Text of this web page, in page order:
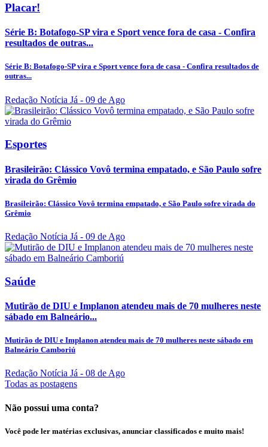
Placar!
Série B: Botafogo-SP vira e Sport vence fora de casa - Confira
resultados de outras...
Série B: Botafogo-SP vira e Sport vence fora de casa - Confira resultados de
outras...
Redação Notícia Já - 09 de Ago
Esportes
Brasileirão: Clássico Vovô termina empatado, e São Paulo sofre
virada do Grêmio
Brasileirão: Clássico Vovô termina empatado, e São Paulo sofre virada do
Grêmio
Redação Notícia Já - 09 de Ago
Saúde
Mutirão de DIU e Implanon atendeu mais de 70 mulheres neste
sábado em Balneário...
Mutirão de DIU e Implanon atendeu mais de 70 mulheres neste sábado em
Balneário Camboriú
Redação Notícia Já - 08 de Ago
Todas as postagens
Não possui uma conta?
Você pode ler matérias exclusivas, anunciar classificados e muito mais!